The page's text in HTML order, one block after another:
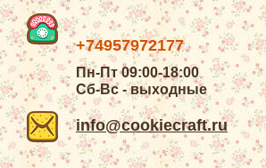
+74957972177
Пн-Пт 09:00-18:00
Сб-Вс - выходные
info@cookiecraft.ru